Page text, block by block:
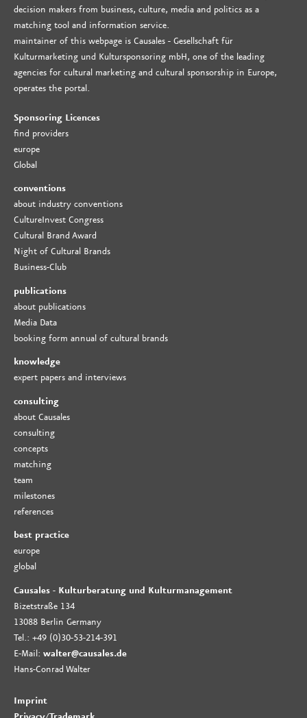
decision makers from business, culture, media and politics as a
matching tool and information service.
maintainer of this webpage is Causales - Gesellschaft für
Kulturmarketing und Kultursponsoring mbH, one of the leading
agencies for cultural marketing and cultural sponsorship in Europe,
operates the portal.
Sponsoring Licences
find providers
europe
Global
conventions
about industry conventions
CultureInvest Congress
Cultural Brand Award
Night of Cultural Brands
Business-Club
publications
about publications
Media Data
booking form annual of cultural brands
knowledge
expert papers and interviews
consulting
about Causales
consulting
concepts
matching
team
milestones
references
best practice
europe
global
Causales - Kulturberatung und Kulturmanagement
Bizetstraße 134
13088 Berlin Germany
Tel.: +49 (0)30-53-214-391
E-Mail: walter@causales.de
Hans-Conrad Walter
Imprint